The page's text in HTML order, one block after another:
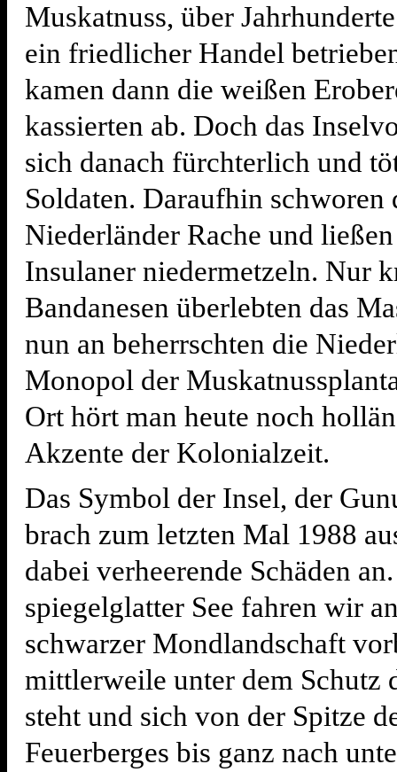
Muskatnuss, über
ein friedlicher Handel
kamen dann die weißen
kassierten ab. Doch das
sich danach fürchterlich und
Soldaten. Daraufhin schworen
Niederländer Rache und
Insulaner niedermetzeln. Nur
Bandanesen überlebten das
nun an beherrschten die
Monopol der
Ort hört man heute noch
Akzente der Kolonialzeit.
Das Symbol der Insel, der
brach zum letzten Mal 1988
dabei verheerende Schäden
spiegelglatter See fahren wir
schwarzer Mondlandschaft
mittlerweile unter dem Schutz
steht und sich von der Spitze
Feuerberges bis ganz nach